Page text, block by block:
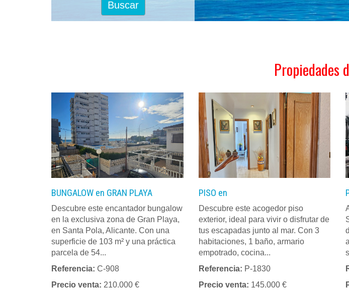
Buscar
Propiedades
BUNGALOW en GRAN PLAYA
Descubre este encantador bungalow
en la exclusiva zona de Gran Playa,
en Santa Pola, Alicante. Con una
superficie de 103 m² y una práctica
parcela de 54...
Referencia: C-908
Precio venta: 210.000 €
PISO en
Descubre este acogedor piso
exterior, ideal para vivir o disfrutar de
tus escapadas junto al mar. Con 3
habitaciones, 1 baño, armario
empotrado, cocina...
Referencia: P-1830
Precio venta: 145.000 €